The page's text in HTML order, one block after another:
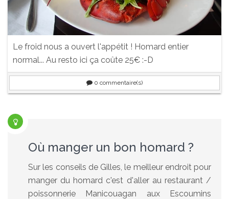
Le froid nous a ouvert l'appétit ! Homard entier
normal... Au resto ici ça coûte 25€ :-D
0 commentaire(s)
Où manger un bon homard ?
Sur les conseils de Gilles, le meilleur endroit pour
manger du homard c'est d'aller au restaurant /
poissonnerie Manicouagan aux Escoumins